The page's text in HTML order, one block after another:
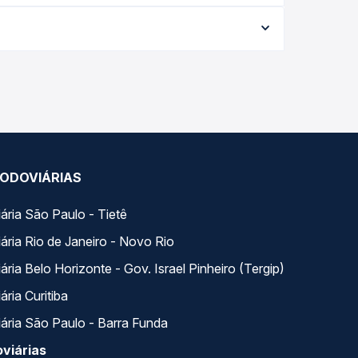
oferta para o seu roteiro.
São Paulo - Tietê
Rio de Janeiro - Novo Rio
Belo Horizonte - Gov. Israel Pinheiro (Tergip)
Curitiba
São Paulo - Barra Funda